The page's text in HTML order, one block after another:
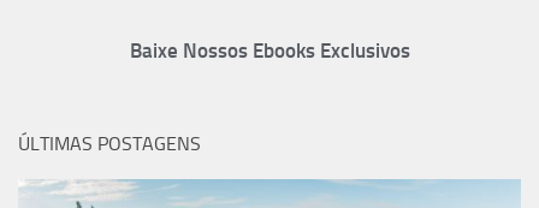
Baixe Nossos Ebooks Exclusivos
ÚLTIMAS POSTAGENS